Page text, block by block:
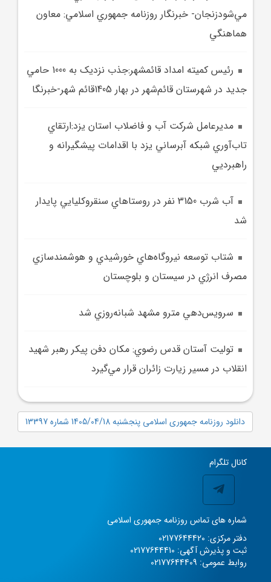
مي‌شودزنجان- خبرنگار روزنامه جمهوري اسلامي: معاون
هماهنگي
رئيس کميته امداد قائمشهر:جذب نزديک به 1000 حامي
جديد در شهرستان قائم‌شهر در بهار 1405قائم شهر-خبرنگا
مديرعامل شرکت آب و فاضلاب استان يزد:ارتقاي
تاب‌آوري شبکه آبرساني يزد با اقدامات پيشگيرانه و
راهبرديي
آب شرب 3150 نفر در روستاهاي سنقروکليايي پايدار
شد
شتاب توسعه نيروگاه‌هاي خورشيدي و هوشمندسازي
مصرف انرژي در سيستان و بلوچستان
سرويس‌دهي مترو مشهد شبانه‌روزي شد
توليت آستان قدس رضوي: مکان دفن پيکر رهبر شهيد
انقلاب در مسير زيارت زائران قرار مي‌گيرد
دانلود روزنامه جمهوری اسلامی پنجشنبه 1405/04/18 شماره 13397
کانال تلگرام
شماره های تماس روزنامه جمهوری اسلامی
دفتر مرکزی: 02177644420
ثبت و پذیرش آگهی: 02177644410
روابط عمومی: 02177644409